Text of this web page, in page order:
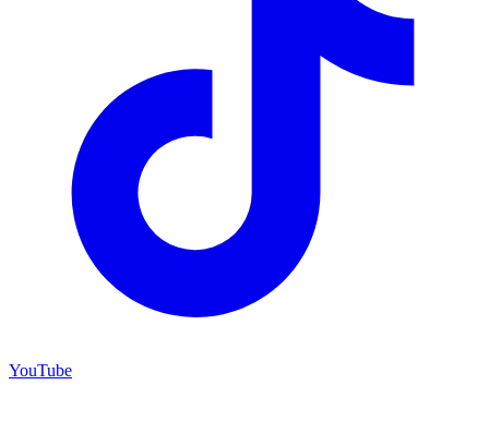
YouTube